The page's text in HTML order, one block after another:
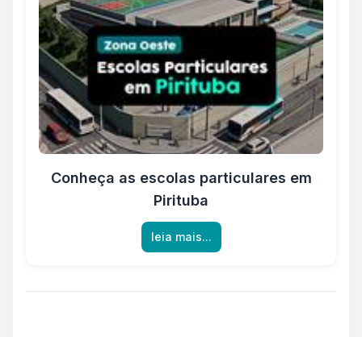
Conheça as escolas particulares em
Pirituba
leia mais...